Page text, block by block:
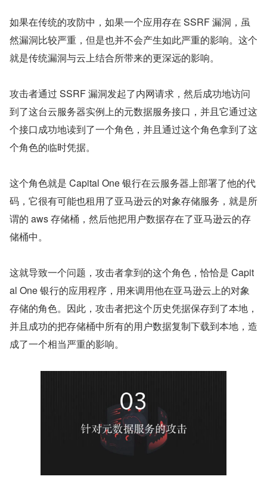
如果在传统的攻防中，如果一个应用存在 SSRF 漏洞，虽
然漏洞比较严重，但是也并不会产生如此严重的影响。这个
就是传统漏洞与云上结合所带来的更深远的影响。
攻击者通过 SSRF 漏洞发起了内网请求，然后成功地访问
到了这台云服务器实例上的元数据服务接口，并且它通过这
个接口成功地读到了一个角色，并且通过这个角色拿到了这
个角色的临时凭据。
这个角色就是 Capital One 银行在云服务器上部署了他的代
码，它很有可能也租用了亚马逊云的对象存储服务，就是所
谓的 aws 存储桶，然后他把用户数据存在了亚马逊云的存
储桶中。
这就导致一个问题，攻击者拿到的这个角色，恰恰是 Capit
al One 银行的应用程序，用来调用他在亚马逊云上的对象
存储的角色。因此，攻击者把这个历史凭据保存到了本地，
并且成功的把存储桶中所有的用户数据复制下载到本地，造
成了一个相当严重的影响。